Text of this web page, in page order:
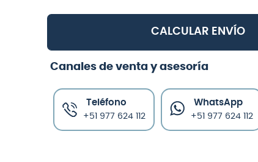
CALCULAR ENVÍO
Canales de venta y asesoría
Teléfono
+51 977 624 112
WhatsApp
+51 977 624 112